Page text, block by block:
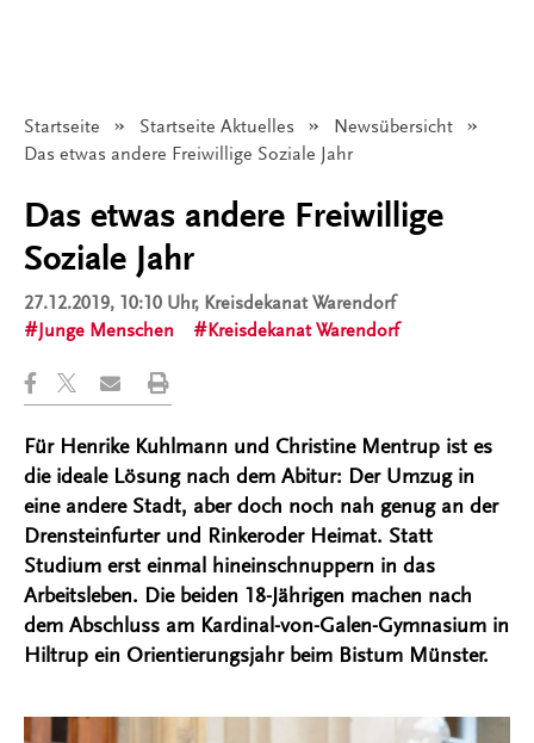
Startseite Startseite Aktuelles
Newsübersicht
Angezeigt:
Das etwas andere Freiwillige Soziale Jahr
Das etwas andere Freiwillige
Soziale Jahr
27.12.2019, 10:10 Uhr, Kreisdekanat Warendorf
Junge Menschen
Kreisdekanat Warendorf
Für Henrike Kuhlmann und Christine Mentrup ist es
die ideale Lösung nach dem Abitur: Der Umzug in
eine andere Stadt, aber doch noch nah genug an der
Drensteinfurter und Rinkeroder Heimat. Statt
Studium erst einmal hineinschnuppern in das
Arbeitsleben. Die beiden 18-Jährigen machen nach
dem Abschluss am Kardinal-von-Galen-Gymnasium in
Hiltrup ein Orientierungsjahr beim Bistum Münster.